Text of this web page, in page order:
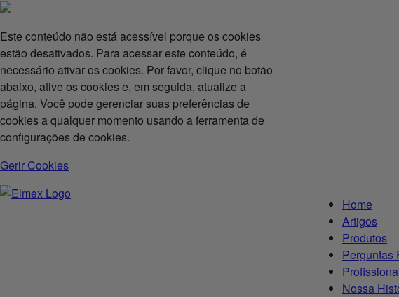
Este conteúdo não está acessível porque os cookies
estão desativados. Para acessar este conteúdo, é
necessário ativar os cookies. Por favor, clique no botão
abaixo, ative os cookies e, em seguida, atualize a
página. Você pode gerenciar suas preferências de
cookies a qualquer momento usando a ferramenta de
configurações de cookies.
Gerir Cookies
Home
Artigos
Produtos
Perguntas
Nossa